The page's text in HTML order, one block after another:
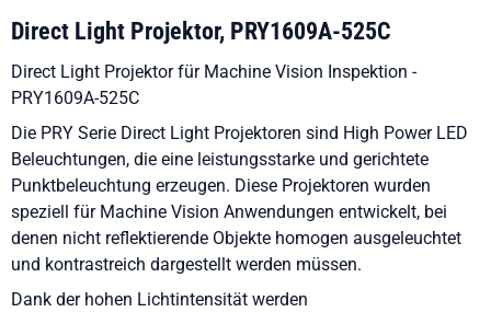
Direct Light Projektor, PRY1609A-525C
Direct Light Projektor für Machine Vision Inspektion -
PRY1609A-525C
Die PRY Serie Direct Light Projektoren sind High Power LED
Beleuchtungen, die eine leistungsstarke und gerichtete
Punktbeleuchtung erzeugen. Diese Projektoren wurden
speziell für Machine Vision Anwendungen entwickelt, bei
denen nicht reflektierende Objekte homogen ausgeleuchtet
und kontrastreich dargestellt werden müssen.
Dank der hohen Lichtintensität werden